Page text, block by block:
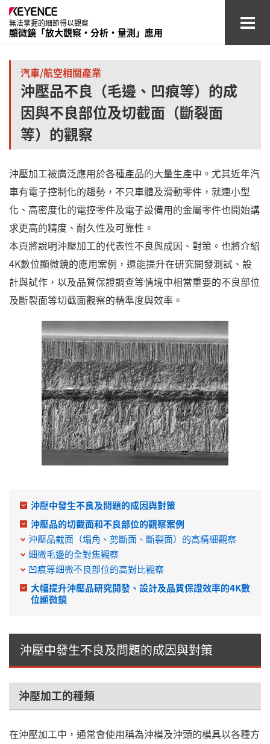
無法掌握的細節得以觀察
顯微鏡「放大觀察‧分析‧量測」應用
汽車/
電子元件產業
醫療/醫藥/ 化妝品產業
化學/材料/
其他產業
術語集
查看型錄 聯繫 / 詢價
汽車/航空相關產業
沖壓品不良（毛邊、凹痕等）的成
因與不良部位及切截面（斷裂面
等）的觀察
沖壓加工被廣泛應用於各種產品的大量生產中。尤其近年汽
車有電子控制化的趨勢，不只車體及滑動零件，就連小型
化、高密度化的電控零件及電子設備用的金屬零件也開始講
求更高的精度、耐久性及可靠性。
本頁將說明沖壓加工的代表性不良與成因、對策。也將介紹
4K數位顯微鏡的應用案例，還能提升在研究開發測試、設
計與試作，以及品質保證調查等情境中相當重要的不良部位
及斷裂面等切截面觀察的精準度與效率。
沖壓中發生不良及問題的成因與對策
沖壓品的切截面和不良部位的觀察案例
沖壓品截面（塌角、剪斷面、斷裂面）的高精細觀察
細微毛邊的全對焦觀察
凹痕等細微不良部位的高對比觀察
大幅提升沖壓品研究開發、設計及品質保證效率的4K數
位顯微鏡
沖壓中發生不良及問題的成因與對策
沖壓加工的種類
在沖壓加工中，通常會使用稱為沖模及沖頭的模具以各種方